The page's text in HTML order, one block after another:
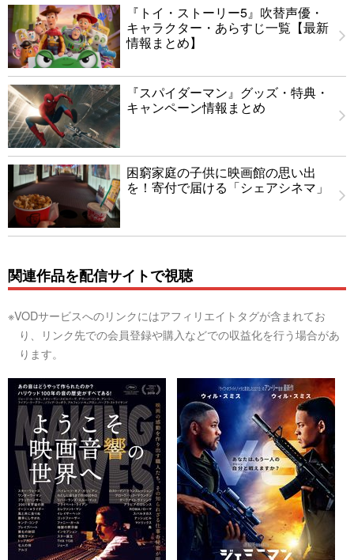
『トイ・ストーリー5』吹替声優・
キャラクター・あらすじ一覧【最新
情報まとめ】
『スパイダーマン』グッズ・特典・
キャンペーン情報まとめ
困窮家庭の子供に映画館の思い出
を！寄付で届ける「シェアシネマ」
関連作品を配信サイトで視聴
※VODサービスへのリンクにはアフィリエイトタグが含まれてお
り、リンク先での会員登録や購入などでの収益化を行う場合があ
ります。